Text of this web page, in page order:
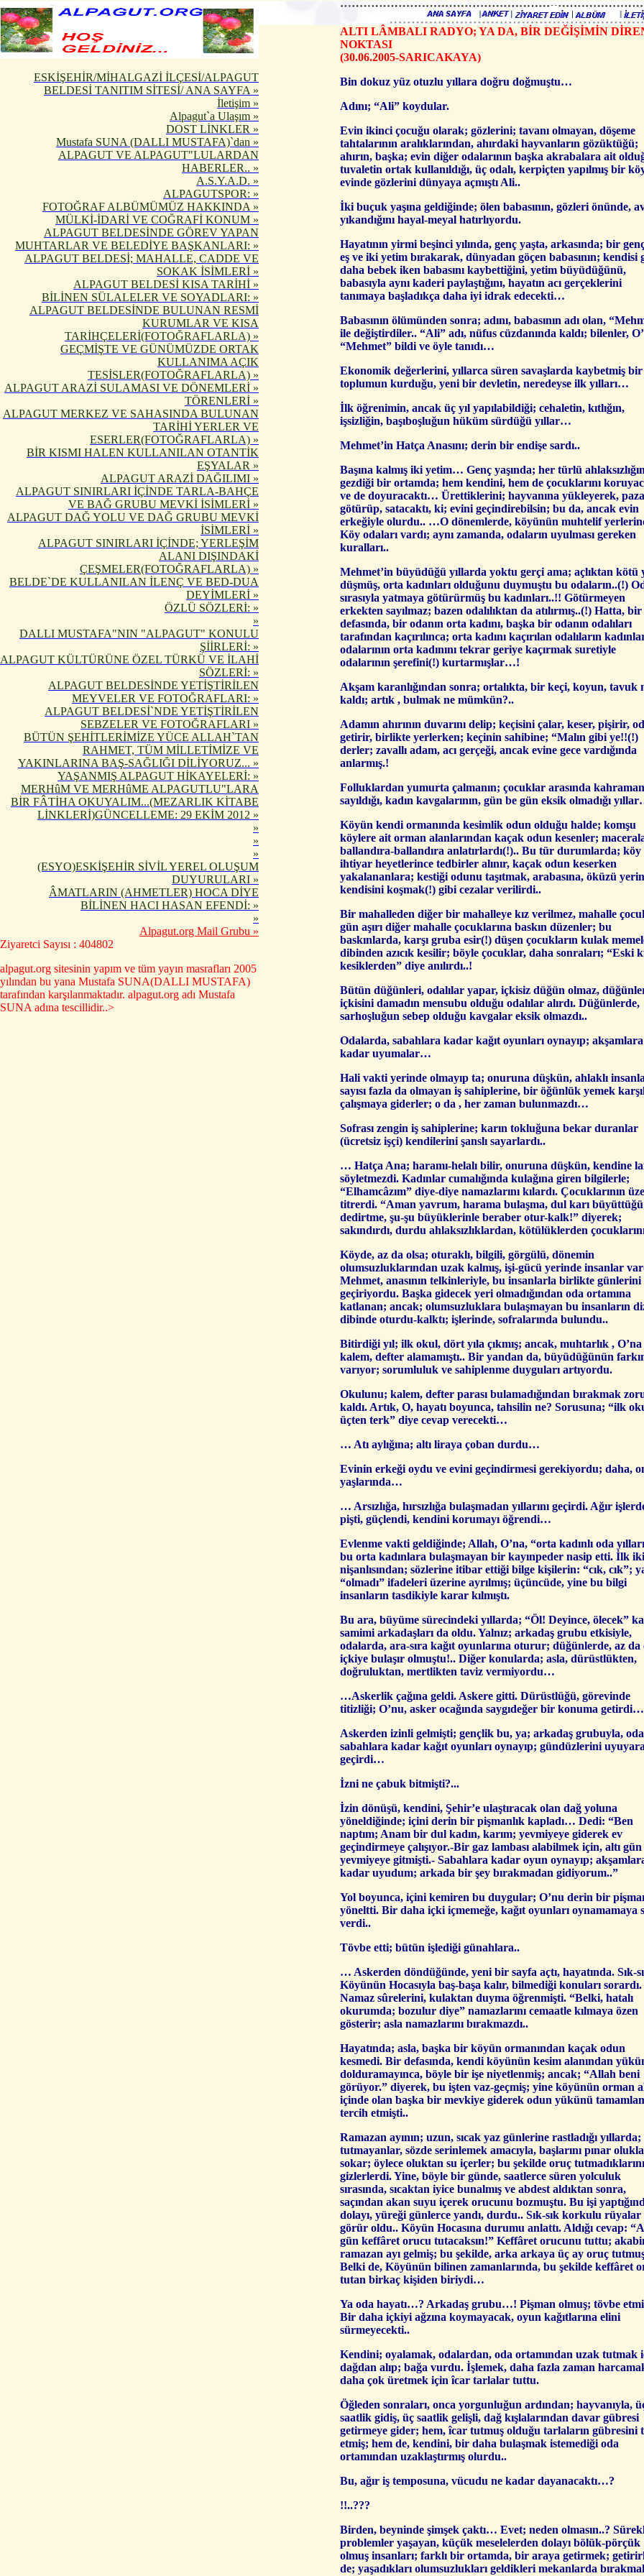
ESKİŞEHİR/MİHALGAZİ İLÇESİ/ALPAGUT
BELDESİ TANITIM SİTESİ/ ANA SAYFA »
İletişim »
Alpagut`a Ulaşım »
DOST LİNKLER »
Mustafa SUNA (DALLI MUSTAFA)`dan »
ALPAGUT VE ALPAGUT"LULARDAN
HABERLER.. »
A.S.Y.A.D. »
ALPAGUTSPOR: »
FOTOĞRAF ALBÜMÜMÜZ HAKKINDA »
MÜLKİ-İDARİ VE COĞRAFİ KONUM »
ALPAGUT BELDESİNDE GÖREV YAPAN
MUHTARLAR VE BELEDİYE BAŞKANLARI: »
ALPAGUT BELDESİ; MAHALLE, CADDE VE
SOKAK İSİMLERİ »
ALPAGUT BELDESİ KISA TARİHİ »
BİLİNEN SÜLALELER VE SOYADLARI: »
ALPAGUT BELDESİNDE BULUNAN RESMİ
KURUMLAR VE KISA
TARİHÇELERİ(FOTOĞRAFLARLA) »
GEÇMİŞTE VE GÜNÜMÜZDE ORTAK
KULLANIMA AÇIK
TESİSLER(FOTOĞRAFLARLA) »
ALPAGUT ARAZİ SULAMASI VE DÖNEMLERİ »
TÖRENLERİ »
ALPAGUT MERKEZ VE SAHASINDA BULUNAN
TARİHİ YERLER VE
ESERLER(FOTOĞRAFLARLA) »
BİR KISMI HALEN KULLANILAN OTANTİK
EŞYALAR »
ALPAGUT ARAZİ DAĞILIMI »
ALPAGUT SINIRLARI İÇİNDE TARLA-BAHÇE
VE BAĞ GRUBU MEVKİ İSİMLERİ »
ALPAGUT DAĞ YOLU VE DAĞ GRUBU MEVKİ
İSİMLERİ »
ALPAGUT SINIRLARI İÇİNDE; YERLEŞİM
ALANI DIŞINDAKİ
ÇEŞMELER(FOTOĞRAFLARLA) »
BELDE`DE KULLANILAN İLENÇ VE BED-DUA
DEYİMLERİ »
ÖZLÜ SÖZLERİ: »
»
DALLI MUSTAFA"NIN "ALPAGUT" KONULU
ŞİİRLERİ: »
ALPAGUT KÜLTÜRÜNE ÖZEL TÜRKÜ VE İLAHİ
SÖZLERİ: »
ALPAGUT BELDESİNDE YETİŞTİRİLEN
MEYVELER VE FOTOĞRAFLARI: »
ALPAGUT BELDESİ`NDE YETİŞTİRİLEN
SEBZELER VE FOTOĞRAFLARI »
BÜTÜN ŞEHİTLERİMİZE YÜCE ALLAH`TAN
RAHMET, TÜM MİLLETİMİZE VE
YAKINLARINA BAŞ-SAĞLIĞI DİLİYORUZ... »
YAŞANMIŞ ALPAGUT HİKAYELERİ: »
MERHûM VE MERHûME ALPAGUTLU"LARA
BİR FÂTİHA OKUYALIM...(MEZARLIK KİTABE
LİNKLERİ)GÜNCELLEME: 29 EKİM 2012 »
»
»
»
(ESYO)ESKİŞEHİR SİVİL YEREL OLUŞUM
DUYURULARI »
ÂMATLARIN (AHMETLER) HOCA DİYE
BİLİNEN HACI HASAN EFENDİ: »
»
Alpagut.org Mail Grubu »
Ziyaretci Sayısı : 404802
alpagut.org sitesinin yapım ve tüm yayın masrafları 2005
yılından bu yana Mustafa SUNA(DALLI MUSTAFA)
tarafından karşılanmaktadır. alpagut.org adı Mustafa
SUNA adına tescillidir..>
ALTI LÂMBALI RADYO; YA DA, BİR DEĞİŞİMİN
NOKTASI
(30.06.2005-SARICAKAYA)
Bin dokuz yüz otuzlu yıllara doğru doğmuştu…
Adını; “Ali” koydular.
Evin ikinci çocuğu olarak; gözlerini; tavanı olmayan, döşeme
tahtalarının aralıklarından, ahırdaki hayvanların gözüktüğü;
ahırın, başka; evin diğer odalarının başka akrabalara ait
tuvaletin ortak kullanıldığı, üç odalı, kerpiçten yapılmış bir
evinde gözlerini dünyaya açmıştı Ali..
İki buçuk yaşına geldiğinde; ölen babasının, gözleri önünde,
yıkandığını hayal-meyal hatırlıyordu.
Hayatının yirmi beşinci yılında, genç yaşta, arkasında; bir
eş ve iki yetim bırakarak, dünyadan göçen babasının; kendisi
daha bebek iken babasını kaybettiğini, yetim büyüdüğünü,
babasıyla aynı kaderi paylaştığını, hayatın acı gerçeklerini
tanımaya başladıkça daha iyi idrak edecekti…
Babasının ölümünden sonra; adını, babasının adı olan,
ile değiştirdiler.. “Ali” adı, nüfus cüzdanında kaldı; bilenler,
“Mehmet” bildi ve öyle tanıdı…
Ekonomik değerlerini, yıllarca süren savaşlarda kaybetmiş bir
toplumun kurduğu, yeni bir devletin, neredeyse ilk yılları…
İlk öğrenimin, ancak üç yıl yapılabildiği; cehaletin, kıtlığın,
işsizliğin, başıboşluğun hüküm sürdüğü yıllar…
Mehmet’in Hatça Anasını; derin bir endişe sardı..
Başına kalmış iki yetim… Genç yaşında; her türlü
gezdiği bir ortamda; hem kendini, hem de çocuklarını
ve de doyuracaktı… Ürettiklerini; hayvanına yükleyerek,
götürüp, satacaktı, ki; evini geçindirebilsin; bu da, ancak evin
erkeğiyle olurdu.. …O dönemlerde, köyünün muhtelif
Köy odaları vardı; aynı zamanda, odaların uyulması gereken
kuralları..
Mehmet’in büyüdüğü yıllarda yoktu gerçi ama; açlıktan kötü
düşmüş, orta kadınları olduğunu duymuştu bu odaların..(!)
sırasıyla yatmaya götürürmüş bu kadınları..!! Götürmeyen
erkekten sayılmaz; bazen odalılıktan da atılırmış..(!) Hatta, bir
defasında, bir odanın orta kadını, başka bir odanın odalıları
tarafından kaçırılınca; orta kadını kaçırılan odalıların
odalarının orta kadınını tekrar geriye kaçırmak suretiyle
odalarının şerefini(!) kurtarmışlar…!
Akşam karanlığından sonra; ortalıkta, bir keçi, koyun, tavuk
kaldı; artık , bulmak ne mümkün?..
Adamın ahırının duvarını delip; keçisini çalar, keser, pişirir,
getirir, birlikte yerlerken; keçinin sahibine; “Malın gibi ye!!(!)
derler; zavallı adam, acı gerçeği, ancak evine gece vardığında
anlarmış.!
Folluklardan yumurta çalmanın; çocuklar arasında
sayıldığı, kadın kavgalarının, gün be gün eksik olmadığı
Köyün kendi ormanında kesimlik odun olduğu halde; komşu
köylere ait orman alanlarından kaçak odun kesenler;
ballandıra-ballandıra anlatırlardı(!).. Bu tür durumlarda; köy
ihtiyar heyetlerince tedbirler alınır, kaçak odun keserken
yakalananlara; kestiği odunu taşıtmak, arabasına, öküzü
kendisini koşmak(!) gibi cezalar verilirdi..
Bir mahalleden diğer bir mahalleye kız verilmez, mahalle
gün aşırı diğer mahalle çocuklarına baskın düzenler; bu
baskınlarda, karşı gruba esir(!) düşen çocukların kulak
dibinden azıcık kesilir; böyle çocuklar, daha sonraları; “Eski
kesiklerden” diye anılırdı..!
Bütün düğünleri, odalılar yapar, içkisiz düğün olmaz,
içkisini damadın mensubu olduğu odalılar alırdı. Düğünlerde,
sarhoşluğun sebep olduğu kavgalar eksik olmazdı..
Odalarda, sabahlara kadar kağıt oyunları oynayıp; akşamlara
kadar uyumalar…
Hali vakti yerinde olmayıp ta; onuruna düşkün, ahlaklı
sayısı fazla da olmayan iş sahiplerine, bir öğünlük yemek
çalışmaya giderler; o da , her zaman bulunmazdı…
Sofrası zengin iş sahiplerine; karın tokluğuna bekar duranlar
(ücretsiz işçi) kendilerini şanslı sayarlardı..
… Hatça Ana; haramı-helalı bilir, onuruna düşkün, kendine
söyletmezdi. Kadınlar cumalığında kulağına giren bilgilerle;
“Elhamcâzım” diye-diye namazlarını kılardı. Çocuklarının
titrerdi. “Aman yavrum, harama bulaşma, dul karı büyüttüğü
dedirtme, şu-şu büyüklerinle beraber otur-kalk!” diyerek;
sakındırdı, durdu ahlaksızlıklardan, kötülüklerden
Köyde, az da olsa; oturaklı, bilgili, görgülü, dönemin
olumsuzluklarından uzak kalmış, işi-gücü yerinde insanlar
Mehmet, anasının telkinleriyle, bu insanlarla birlikte günlerini
geçiriyordu. Başka gidecek yeri olmadığından oda ortamına
katlanan; ancak; olumsuzluklara bulaşmayan bu insanların
dibinde oturdu-kalktı; işlerinde, sofralarında bulundu..
Bitirdiği yıl; ilk okul, dört yıla çıkmış; ancak, muhtarlık , O’na
kalem, defter alamamıştı.. Bir yandan da, büyüdüğünün
varıyor; sorumluluk ve sahiplenme duyguları artıyordu.
Okulunu; kalem, defter parası bulamadığından bırakmak
kaldı. Artık, O, hayatı boyunca, tahsilin ne? Sorusuna; “ilk
üçten terk” diye cevap verecekti…
… Atı aylığına; altı liraya çoban durdu…
Evinin erkeği oydu ve evini geçindirmesi gerekiyordu; daha,
yaşlarında…
… Arsızlığa, hırsızlığa bulaşmadan yıllarını geçirdi. Ağır
pişti, güçlendi, kendini korumayı öğrendi…
Evlenme vakti geldiğinde; Allah, O’na, “orta kadınlı oda
bu orta kadınlara bulaşmayan bir kayınpeder nasip etti. İlk iki
nişanlısından; sözlerine itibar ettiği bilge kişilerin: “cık, cık”;
“olmadı” ifadeleri üzerine ayrılmış; üçüncüde, yine bu bilgi
insanların tasdikiyle karar kılmıştı.
Bu ara, büyüme sürecindeki yıllarda; “Öl! Deyince, ölecek”
samimi arkadaşları da oldu. Yalnız; arkadaş grubu etkisiyle,
odalarda, ara-sıra kağıt oyunlarına oturur; düğünlerde, az da
içkiye bulaşır olmuştu!.. Diğer konularda; asla, dürüstlükten,
doğruluktan, mertlikten taviz vermiyordu…
…Askerlik çağına geldi. Askere gitti. Dürüstlüğü, görevinde
titizliği; O’nu, asker ocağında saygıdeğer bir konuma getirdi…
Askerden izinli gelmişti; gençlik bu, ya; arkadaş grubuyla,
sabahlara kadar kağıt oyunları oynayıp; gündüzlerini
geçirdi…
İzni ne çabuk bitmişti?...
İzin dönüşü, kendini, Şehir’e ulaştıracak olan dağ yoluna
yöneldiğinde; içini derin bir pişmanlık kapladı… Dedi: “Ben
naptım; Anam bir dul kadın, karım; yevmiyeye giderek ev
geçindirmeye çalışıyor.-Bir gaz lambası alabilmek için, altı gün
yevmiyeye gitmişti.- Sabahlara kadar oyun oynayıp;
kadar uyudum; arkada bir şey bırakmadan gidiyorum..”
Yol boyunca, içini kemiren bu duygular; O’nu derin bir
yöneltti. Bir daha içki içmemeğe, kağıt oyunları oynamamaya
verdi..
Tövbe etti; bütün işlediği günahlara..
… Askerden döndüğünde, yeni bir sayfa açtı, hayatında. Sık-
Köyünün Hocasıyla baş-başa kalır, bilmediği konuları sorardı.
Namaz sûrelerini, kulaktan duyma öğrenmişti. “Belki, hatalı
okurumda; bozulur diye” namazlarını cemaatle kılmaya özen
gösterir; asla namazlarını bırakmazdı..
Hayatında; asla, başka bir köyün ormanından kaçak odun
kesmedi. Bir defasında, kendi köyünün kesim alanından
dolduramayınca, böyle bir işe niyetlenmiş; ancak; “Allah beni
görüyor.” diyerek, bu işten vaz-geçmiş; yine köyünün orman
içinde olan başka bir mevkiye giderek odun yükünü
tercih etmişti..
Ramazan ayının; uzun, sıcak yaz günlerine rastladığı
tutmayanlar, sözde serinlemek amacıyla, başlarını pınar
sokar; öylece oluktan su içerler; bu şekilde oruç tutmadıklarını
gizlerlerdi. Yine, böyle bir günde, saatlerce süren yolculuk
sırasında, sıcaktan iyice bunalmış ve abdest aldıktan sonra,
saçından akan suyu içerek orucunu bozmuştu. Bu işi
dolayı, yüreği günlerce yandı, durdu.. Sık-sık korkulu rüyalar
görür oldu.. Köyün Hocasına durumu anlattı. Aldığı cevap:
gün keffâret orucu tutacaksın!” Keffâret orucunu tuttu;
ramazan ayı gelmiş; bu şekilde, arka arkaya üç ay oruç
Belki de, Köyünün bilinen zamanlarında, bu şekilde keffâret
tutan birkaç kişiden biriydi…
Ya oda hayatı…? Arkadaş grubu…! Pişman olmuş; tövbe
Bir daha içkiyi ağzına koymayacak, oyun kağıtlarına elini
sürmeyecekti..
Kendini; oyalamak, odalardan, oda ortamından uzak tutmak
dağdan alıp; bağa vurdu. İşlemek, daha fazla zaman
daha çok üretmek için îcar tarlalar tuttu.
Öğleden sonraları, onca yorgunluğun ardından; hayvanıyla,
saatlik gidiş, üç saatlik gelişli, dağ kışlalarından davar gübresi
getirmeye gider; hem, îcar tutmuş olduğu tarlaların gübresini
etmiş; hem de, kendini, bir daha bulaşmak istemediği oda
ortamından uzaklaştırmış olurdu..
Bu, ağır iş temposuna, vücudu ne kadar dayanacaktı…?
!!..???
Birden, beyninde şimşek çaktı… Evet; neden olmasın..?
problemler yaşayan, küçük meselelerden dolayı bölük-pörçük
olmuş insanları; farklı bir ortamda, bir araya getirmek;
de; yaşadıkları olumsuzlukları geldikleri mekanlarda